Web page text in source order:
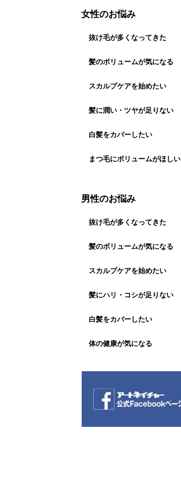
女性のお悩み
抜け毛が多くなってきた
髪のボリュームが気になる
スカルプケアを始めたい
髪に潤い・ツヤが足りない
白髪をカバーしたい
まつ毛にボリュームがほしい
男性のお悩み
抜け毛が多くなってきた
髪のボリュームが気になる
スカルプケアを始めたい
髪にハリ・コシが足りない
白髪をカバーしたい
体の健康が気になる